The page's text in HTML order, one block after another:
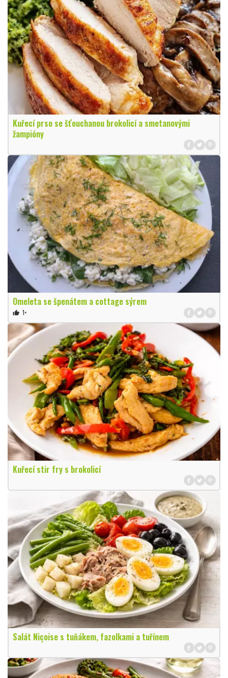
Kuřecí prso se šťouchanou brokolicí a smetanovými
žampióny
Omeleta se špenátem a cottage sýrem
thumb_up 1×
Kuřecí stir fry s brokolicí
Salát Niçoise s tuňákem, fazolkami a tuřínem